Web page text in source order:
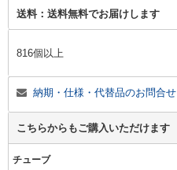
送料： 送料無料でお届けします
816個以上
納期・仕様・代替品のお問合せ
こちらからもご購入いただけます
チューブ